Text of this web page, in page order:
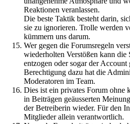
Reaktionen veranlassen.
Die beste Taktik besteht darin,
sie zu ignorieren. Trolle werden
kümmern uns darum.
Wer gegen die Forumsregeln
wiederholten Verstößen kann die
entzogen oder sogar der
Berechtigung dazu hat die
Moderatoren im Team.
Dies ist ein privates Forum ohne
in Beiträgen geäusserten
der Betreiberin wieder. Für den
Mitglieder allein verantwortlich.